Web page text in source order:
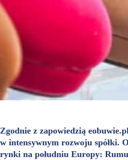
Zgodnie z zapowiedzią
w intensywnym rozwoju spółki.
rynki na południu Europy: